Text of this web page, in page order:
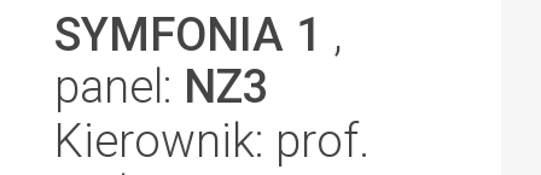
SYMFONIA 1 ,
panel: NZ3
Kierownik: prof.